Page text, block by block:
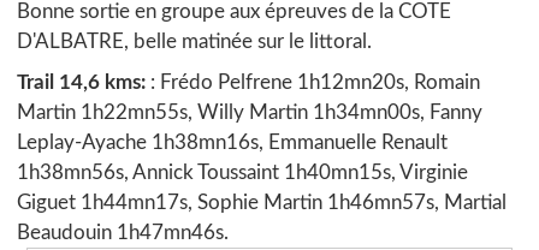
Bonne sortie en groupe aux épreuves de la COTE
D'ALBATRE, belle matinée sur le littoral.
Trail 14,6 kms: : Frédo Pelfrene 1h12mn20s, Romain
Martin 1h22mn55s, Willy Martin 1h34mn00s, Fanny
Leplay-Ayache 1h38mn16s, Emmanuelle Renault
1h38mn56s, Annick Toussaint 1h40mn15s, Virginie
Giguet 1h44mn17s, Sophie Martin 1h46mn57s, Martial
Beaudouin 1h47mn46s.